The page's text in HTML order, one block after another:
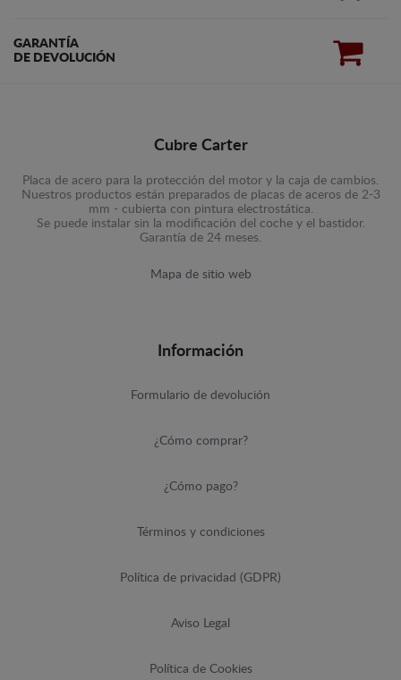
GARANTÍA
DE DEVOLUCIÓN
Cubre Carter
Placa de acero para la protección del motor y la caja de cambios.
Nuestros productos están preparados de placas de aceros de 2-3
mm - cubierta con pintura electrostática.
Se puede instalar sin la modificación del coche y el bastidor.
Garantía de 24 meses.
Mapa de sitio web
Información
Formulario de devolución
¿Cómo comprar?
¿Cómo pago?
Términos y condiciones
Política de privacidad (GDPR)
Aviso Legal
Política de Cookies